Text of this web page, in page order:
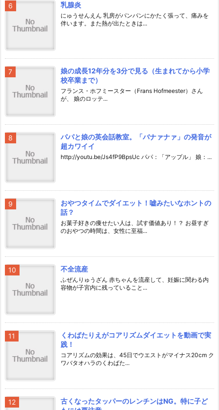
乳腺炎
にゅうせんえん 乳房がパンパンにかたく張って、痛みを
伴います。また熱が出たときは...
娘の成長12年分を3分で見る（生まれてから小学
校卒業まで）
フランス・ホフミースター（Frans Hofmeester）さん
が、 娘のロッテ...
パパと娘の英会話教室。「バナァナァ」の発音が
超カワイイ
http://youtu.be/Js4fP9BpsUc パパ：「アップル」 娘：...
おやつタイムでダイエット！嘘みたいなホントの
話？
お菓子好きの痩せたい人は、試す価値あり！？ お昼すぎ
のおやつの時間は、女性に至福...
不全流産
ふぜんりゅうざん 赤ちゃんを流産して、妊娠に関わる内
容物が子宮内に残っていること...
くわばたりえがコアリズムダイエットを動画で実
践！
コアリズムの効果は、45日でウエストがマイナス20cm ク
ワバタオハラのくわばた...
古くなったタッパーのレンチンはNG。特に子ど